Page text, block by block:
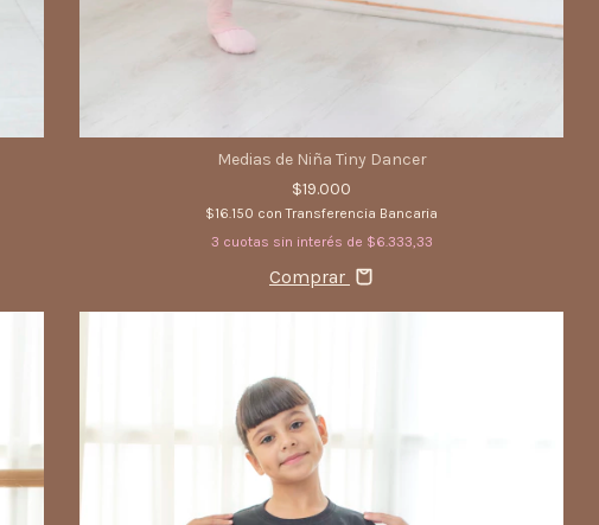
Medias de Niña Tiny Dancer
$19.000
$16.150 con Transferencia Bancaria
3 cuotas sin interés de $6.333,33
Comprar